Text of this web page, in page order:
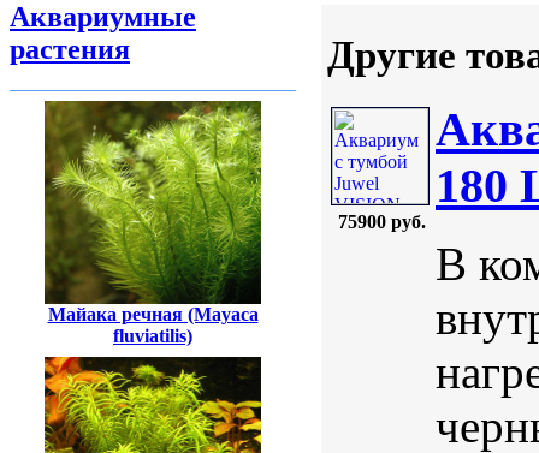
Аквариумные
растения
Майака речная (Mayaca
fluviatilis)
Другие
75900 руб.
180
В